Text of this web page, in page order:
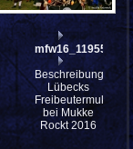
mfw16_119554ww
Beschreibung:
Lübecks
Freibeutermukke
bei Mukke
Rockt 2016